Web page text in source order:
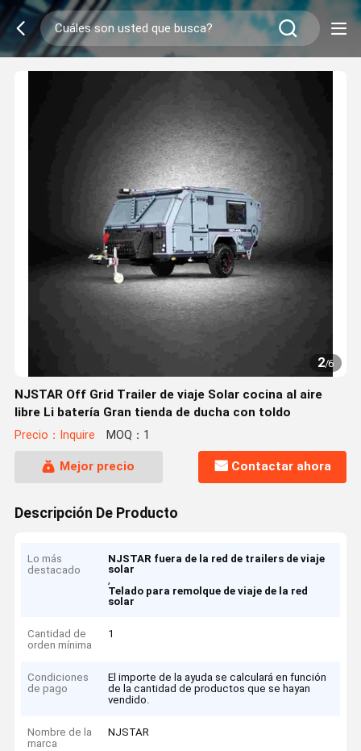
2/6
NJSTAR Off Grid Trailer de viaje Solar cocina al aire
libre Li batería Gran tienda de ducha con toldo
Precio：Inquire MOQ：1
Mejor precio Contactar ahora
Descripción De Producto
Lo más
destacado
NJSTAR fuera de la red de trailers de viaje
solar
,
Telado para remolque de viaje de la red
solar
Cantidad de
orden mínima
1
Condiciones
de pago
El importe de la ayuda se calculará en función
de la cantidad de productos que se hayan
vendido.
Nombre de la
marca
NJSTAR